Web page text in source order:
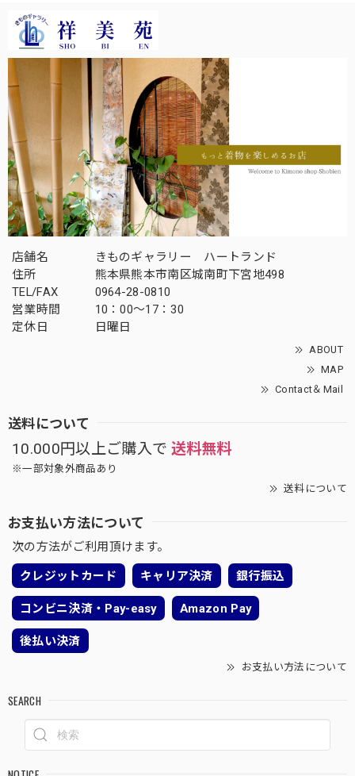
店舗名
きものギャラリー ハートランド
住所
熊本県熊本市南区城南町下宮地498
TEL/FAX
0964-28-0810
営業時間
10：00～17：30
定休日
日曜日
ABOUT
MAP
Contact＆Mail
送料について
10.000円以上ご購入で 送料無料
※一部対象外商品あり
送料について
お支払い方法について
次の方法がご利用頂けます。
クレジットカード キャリア決済 銀行振込
コンビニ決済・Pay-easy Amazon Pay
後払い決済
お支払い方法について
SEARCH